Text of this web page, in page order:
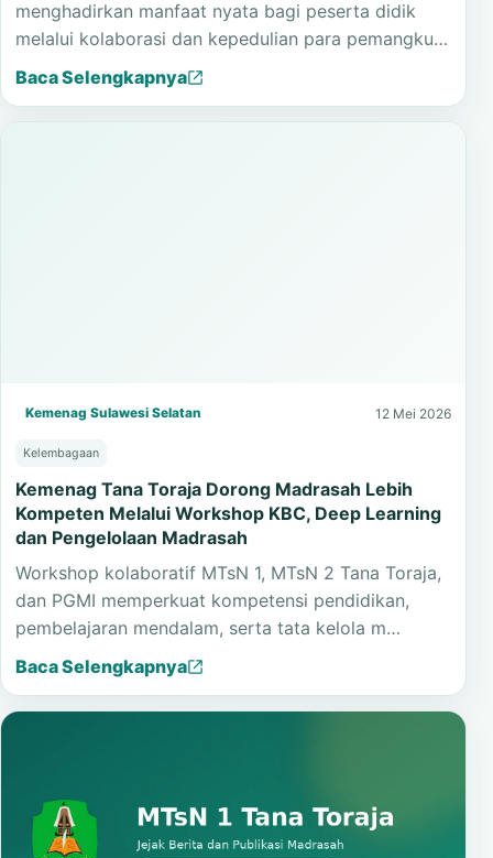
Tana Toraja melalui Program Khitan Gratis
Program Khitan Gratis MTsN 1 Tana Toraja
menghadirkan manfaat nyata bagi peserta didik
melalui kolaborasi dan kepedulian para pemangku…
Kemenag Sulawesi Selatan 12 Mei 2026
Kelembagaan
Kemenag Tana Toraja Dorong Madrasah Lebih
Kompeten Melalui Workshop KBC, Deep Learning
dan Pengelolaan Madrasah
Workshop kolaboratif MTsN 1, MTsN 2 Tana Toraja,
dan PGMI memperkuat kompetensi pendidikan,
pembelajaran mendalam, serta tata kelola m…